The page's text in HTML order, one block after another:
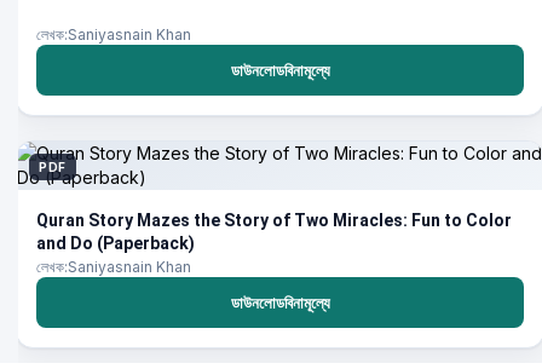
লেখক:Saniyasnain Khan
ডাউনলোডবিনামূল্যে
PDF
Quran Story Mazes the Story of Two Miracles: Fun to Color
and Do (Paperback)
লেখক:Saniyasnain Khan
ডাউনলোডবিনামূল্যে